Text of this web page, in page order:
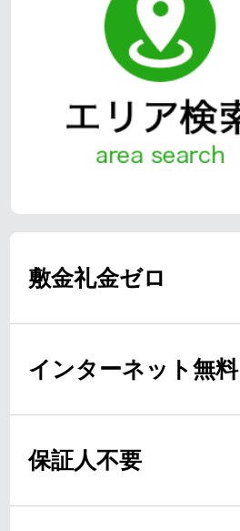
敷金礼金ゼロ
インターネット無料
保証人不要